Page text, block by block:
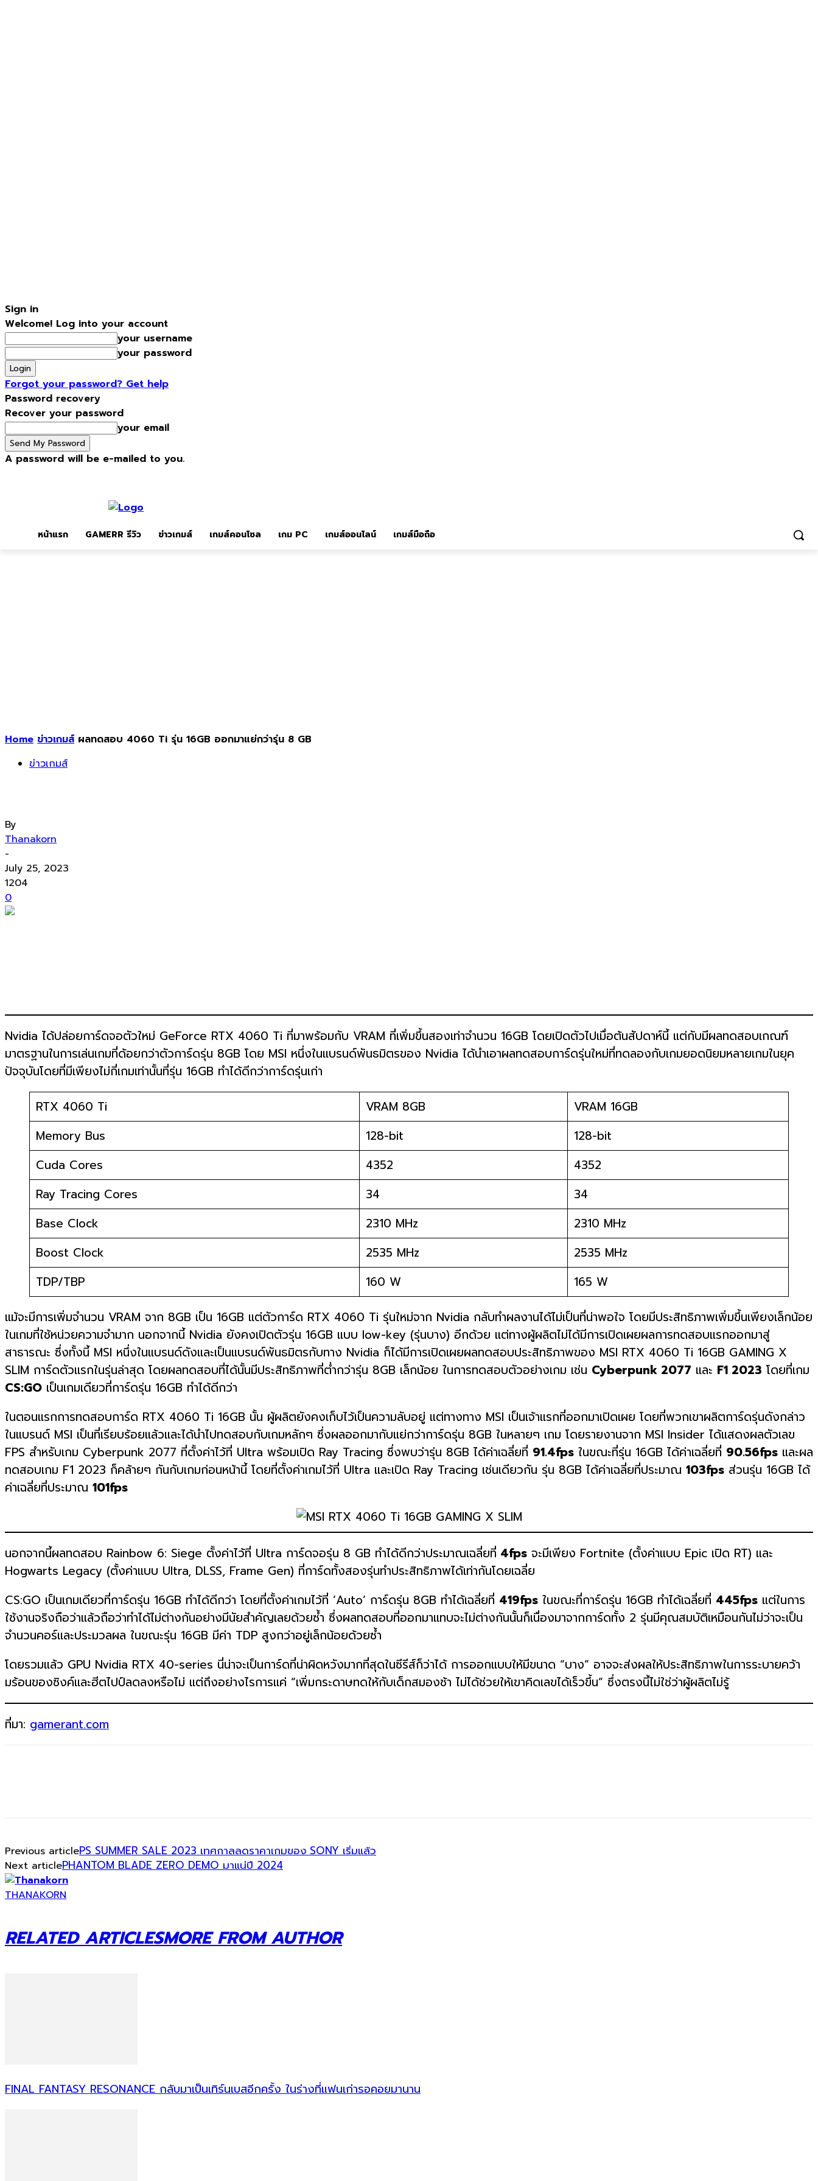
Sign in
Welcome! Log into your account
your username
your password
Forgot your password? Get help
Password recovery
Recover your password
your email
A password will be e-mailed to you.
หน้าแรก GAMERR รีวิว ข่าวเกมส์ เกมส์คอนโซล เกม PC เกมส์ออนไลน์ เกมส์มือถือ
Home ข่าวเกมส์ ผลทดสอบ 4060 Ti รุ่น 16GB ออกมาแย่กว่ารุ่น 8 GB
ข่าวเกมส์
By
Thanakorn
-
July 25, 2023
1204
0
Nvidia ได้ปล่อยการ์ดจอตัวใหม่ GeForce RTX 4060 Ti ที่มาพร้อมกับ VRAM ที่เพิ่มขึ้นสองเท่าจำนวน 16GB โดยเปิดตัวไปเมื่อต้นสัปดาห์นี้ แต่กับมีผลทดสอบเกณฑ์
มาตรฐานในการเล่นเกมที่ด้อยกว่าตัวการ์ดรุ่น 8GB โดย MSI หนึ่งในแบรนด์พันธมิตรของ Nvidia ได้นำเอาผลทดสอบการ์ดรุ่นใหม่ที่ทดลองกับเกมยอดนิยมหลายเกมในยุค
ปัจจุบันโดยที่มีเพียงไม่กี่เกมเท่านั้นที่รุ่น 16GB ทำได้ดีกว่าการ์ดรุ่นเก่า
RTX 4060 Ti
VRAM 8GB
VRAM 16GB
Memory Bus
128-bit
128-bit
Cuda Cores
4352
4352
Ray Tracing Cores
34
34
Base Clock
2310 MHz
2310 MHz
Boost Clock
2535 MHz
2535 MHz
TDP/TBP
160 W
165 W
แม้จะมีการเพิ่มจำนวน VRAM จาก 8GB เป็น 16GB แต่ตัวการ์ด RTX 4060 Ti รุ่นใหม่จาก Nvidia กลับทำผลงานได้ไม่เป็นที่น่าพอใจ โดยมีประสิทธิภาพเพิ่มขึ้นเพียงเล็กน้อย
ในเกมที่ใช้หน่วยความจำมาก นอกจากนี้ Nvidia ยังคงเปิดตัวรุ่น 16GB แบบ low-key (รุ่นบาง) อีกด้วย แต่ทางผู้ผลิตไม่ได้มีการเปิดเผยผลการทดสอบแรกออกมาสู่
สาธารณะ ซึ่งทั้งนี้ MSI หนึ่งในแบรนด์ดังและเป็นแบรนด์พันธมิตรกับทาง Nvidia ก็ได้มีการเปิดเผยผลทดสอบประสิทธิภาพของ MSI RTX 4060 Ti 16GB GAMING X
SLIM การ์ดตัวแรกในรุ่นล่าสุด โดยผลทดสอบที่ได้นั้นมีประสิทธิภาพที่ต่ำกว่ารุ่น 8GB เล็กน้อย ในการทดสอบตัวอย่างเกม เช่น Cyberpunk 2077 และ F1 2023 โดยที่เกม
CS:GO เป็นเกมเดียวที่การ์ดรุ่น 16GB ทำได้ดีกว่า
ในตอนแรกการทดสอบการ์ด RTX 4060 Ti 16GB นั้น ผู้ผลิตยังคงเก็บไว้เป็นความลับอยู่ แต่ทางทาง MSI เป็นเจ้าแรกที่ออกมาเปิดเผย โดยที่พวกเขาผลิตการ์ดรุ่นดังกล่าว
ในแบรนด์ MSI เป็นที่เรียบร้อยแล้วและได้นำไปทดสอบกับเกมหลักๆ ซึ่งผลออกมากับแย่กว่าการ์ดรุ่น 8GB ในหลายๆ เกม โดยรายงานจาก MSI Insider ได้แสดงผลตัวเลข
FPS สำหรับเกม Cyberpunk 2077 ที่ตั้งค่าไว้ที่ Ultra พร้อมเปิด Ray Tracing ซึ่งพบว่ารุ่น 8GB ได้ค่าเฉลี่ยที่ 91.4fps ในขณะที่รุ่น 16GB ได้ค่าเฉลี่ยที่ 90.56fps และผล
ทดสอบเกม F1 2023 ก็คล้ายๆ กันกับเกมก่อนหน้านี้ โดยที่ตั้งค่าเกมไว้ที่ Ultra และเปิด Ray Tracing เช่นเดียวกัน รุ่น 8GB ได้ค่าเฉลี่ยที่ประมาณ 103fps ส่วนรุ่น 16GB ได้
ค่าเฉลี่ยที่ประมาณ 101fps
นอกจากนี้ผลทดสอบ Rainbow 6: Siege ตั้งค่าไว้ที่ Ultra การ์ดจอรุ่น 8 GB ทำได้ดีกว่าประมาณเฉลี่ยที่ 4fps จะมีเพียง Fortnite (ตั้งค่าแบบ Epic เปิด RT) และ
Hogwarts Legacy (ตั้งค่าแบบ Ultra, DLSS, Frame Gen) ที่การ์ดทั้งสองรุ่นทำประสิทธิภาพได้เท่ากันโดยเฉลี่ย
CS:GO เป็นเกมเดียวที่การ์ดรุ่น 16GB ทำได้ดีกว่า โดยที่ตั้งค่าเกมไว้ที่ ‘Auto’ การ์ดรุ่น 8GB ทำได้เฉลี่ยที่ 419fps ในขณะที่การ์ดรุ่น 16GB ทำได้เฉลี่ยที่ 445fps แต่ในการ
ใช้งานจริงถือว่าแล้วถือว่าทำได้ไม่ต่างกันอย่างมีนัยสำคัญเลยด้วยซ้ำ ซึ่งผลทดสอบที่ออกมาแทบจะไม่ต่างกันนั้นก็เนื่องมาจากการ์ดทั้ง 2 รุ่นมีคุณสมบัติเหมือนกันไม่ว่าจะเป็น
จำนวนคอร์และประมวลผล ในขณะรุ่น 16GB มีค่า TDP สูงกว่าอยู่เล็กน้อยด้วยซ้ำ
โดยรวมแล้ว GPU Nvidia RTX 40-series นี่น่าจะเป็นการ์ดที่น่าผิดหวังมากที่สุดในซีรีส์ก็ว่าได้ การออกแบบให้มีขนาด “บาง” อาจจะส่งผลให้ประสิทธิภาพในการระบายคว้า
มร้อนของซิงค์และฮีตไปป์ลดลงหรือไม่ แต่ถึงอย่างไรการแค่ “เพิ่มกระดาษทดให้กับเด็กสมองช้า ไม่ได้ช่วยให้เขาคิดเลขได้เร็วขึ้น” ซึ่งตรงนี้ไม่ใช่ว่าผู้ผลิตไม่รู้
ที่มา: gamerant.com
Previous articlePS SUMMER SALE 2023 เทศกาลลดราคาเกมของ SONY เริ่มแล้ว
Next articlePHANTOM BLADE ZERO DEMO มาแน่ปี 2024
THANAKORN
RELATED ARTICLESMORE FROM AUTHOR
FINAL FANTASY RESONANCE กลับมาเป็นเทิร์นเบสอีกครั้ง ในร่างที่แฟนเก่ารอคอยมานาน